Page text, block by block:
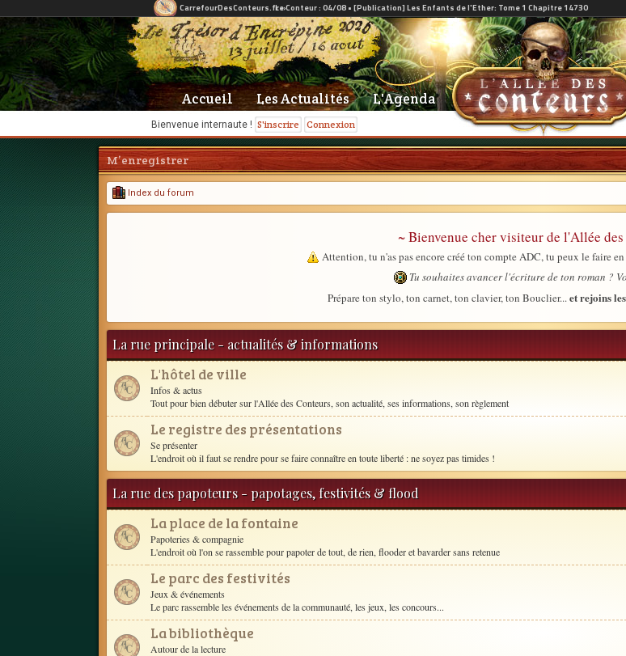
Bienvenue internaute ! S'inscrire Connexion
Accueil Les Actualités L'Agenda
M’enregistrer
Index du forum
~ Bienvenue cher visiteur de l'Allée
Attention, tu n'as pas encore créé ton compte ADC, tu peux le faire
Tu souhaites avancer l'écriture de ton roman ?
Prépare ton stylo, ton carnet, ton clavier, ton Bouclier...et rejoins les
La rue principale - actualités & informations
L'hôtel de ville
Infos & actus
Tout pour bien débuter sur l'Allée des Conteurs, son actualité, ses informations, son règlement
Le registre des présentations
Se présenter
L'endroit où il faut se rendre pour se faire connaître en toute liberté : ne soyez pas timides !
La rue des papoteurs - papotages, festivités & flood
La place de la fontaine
Papoteries & compagnie
L'endroit où l'on se rassemble pour papoter de tout, de rien, flooder et bavarder sans retenue
Le parc des festivités
Jeux & événements
Le parc rassemble les événements de la communauté, les jeux, les concours...
La bibliothèque
Autour de la lecture